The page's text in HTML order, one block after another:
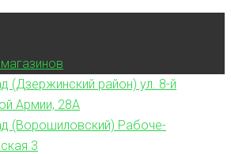
(Дзержинский район) ул. 8-й
Армии, 28А
(Ворошиловский) Рабоче-
3